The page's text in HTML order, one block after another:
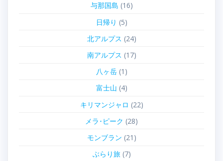
与那国島 (16)
日帰り (5)
北アルプス (24)
南アルプス (17)
八ヶ岳(1)
富士山 (4)
キリマンジャロ (22)
メラ･ピーク (28)
モンブラン (21)
ぶらり旅(7)